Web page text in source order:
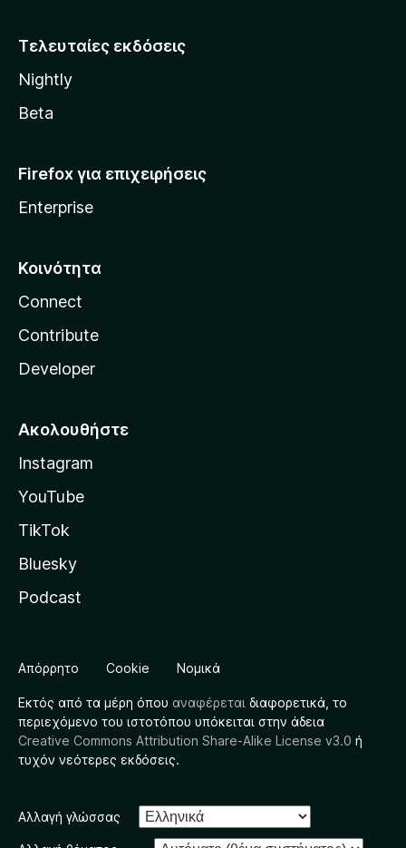
i
l
a
Τελευταίες εκδόσεις
Nightly
Beta
Firefox για επιχειρήσεις
Enterprise
Κοινότητα
Connect
Contribute
Developer
Ακολουθήστε
Instagram
YouTube
TikTok
Bluesky
Podcast
Απόρρητο Cookie Νομικά
Εκτός από τα μέρη όπου αναφέρεται διαφορετικά, το
περιεχόμενο του ιστοτόπου υπόκειται στην άδεια
Creative Commons Attribution Share-Alike License v3.0 ή
τυχόν νεότερες εκδόσεις.
Αλλαγή γλώσσας